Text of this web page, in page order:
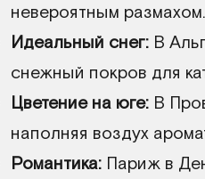
невероятным размахом.
Идеальный снег: В
снежный покров для
Цветение на юге: В
наполняя воздух
Романтика: Париж в